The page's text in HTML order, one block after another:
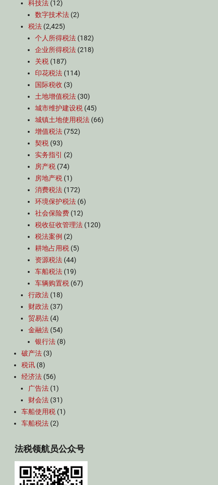
科技法 (12)
数字技术法 (2)
税法 (2,425)
个人所得税法 (182)
企业所得税法 (218)
关税 (187)
印花税法 (114)
国际税收 (3)
土地增值税法 (30)
城市维护建设税 (45)
城镇土地使用税法 (66)
增值税法 (752)
契税 (93)
实务指引
(2)
房产税 (74)
房地产税 (1)
消费税法 (172)
环境保护税法 (6)
社会保险费 (12)
税收征收管理法 (120)
税法案例 (2)
耕地占用税 (5)
资源税法 (44)
车船税法 (19)
车辆购置税 (67)
行政法 (18)
财政法 (37)
贸易法 (4)
金融法 (54)
银行法 (8)
破产法 (3)
税讯 (8)
经济法 (56)
广告法 (1)
财会法 (31)
车船使用税 (1)
车船税法 (2)
法税领航员公众号